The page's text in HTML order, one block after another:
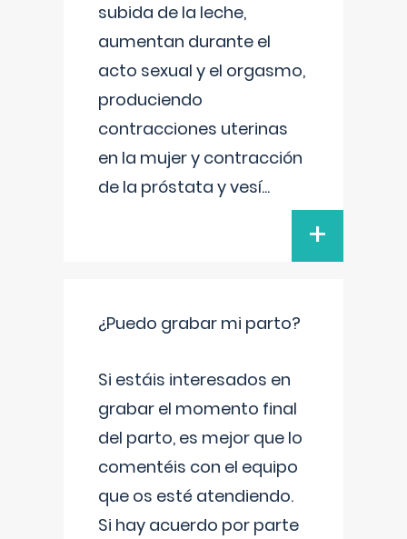
subida de la leche,
aumentan durante el
acto sexual y el orgasmo,
produciendo
contracciones uterinas
en la mujer y contracción
de la próstata y vesí...
+
¿Puedo grabar mi parto?
Si estáis interesados en
grabar el momento final
del parto, es mejor que lo
comentéis con el equipo
que os esté atendiendo.
Si hay acuerdo por parte